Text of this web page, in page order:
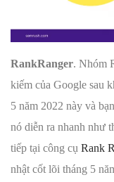
RankRanger. Nhóm
kiếm của Google sau
5 năm 2022 này và
nó diễn ra nhanh như
tiếp tại công cụ Rank
nhật cốt lõi tháng 5